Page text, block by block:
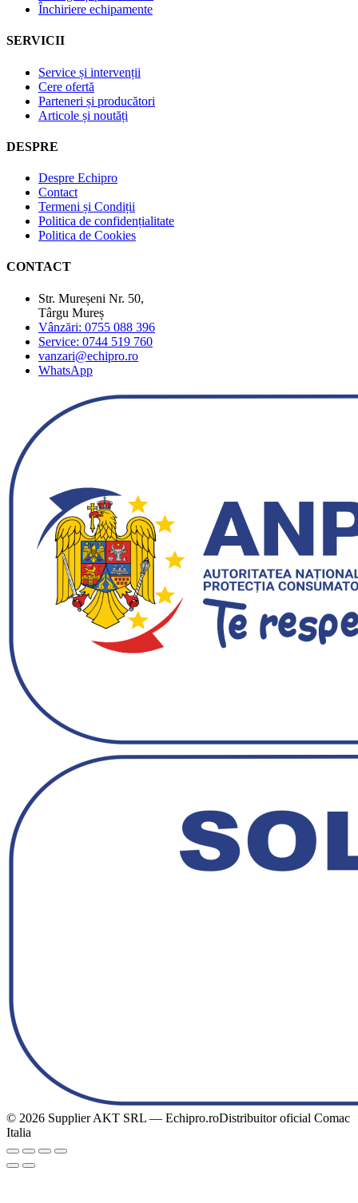
Închiriere echipamente
SERVICII
Service și intervenții
Cere ofertă
Parteneri și producători
Articole și noutăți
DESPRE
Despre Echipro
Contact
Termeni și Condiții
Politica de confidențialitate
Politica de Cookies
CONTACT
Str. Mureșeni Nr. 50,
Târgu Mureș
Vânzări: 0755 088 396
Service: 0744 519 760
vanzari@echipro.ro
WhatsApp
© 2026 Supplier AKT SRL — Echipro.roDistribuitor oficial Comac
Italia